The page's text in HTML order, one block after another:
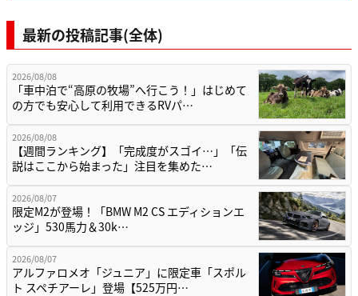
最新の投稿記事(全体)
2026/08/08
「車中泊で“高原の牧場”へ行こう！」はじめて
の方でも安心して利用できるRVパ…
2026/08/08
【週間ランキング】「完成度がスゴイ…」「伝
説はここから始まった」注目を集めた…
2026/08/07
限定M2が登場！「BMW M2 CS エディションエ
ッジ」530馬力＆30k…
2026/08/07
アルファロメオ「ジュニア」に限定車「スポル
ト スペチアーレ」登場【525万円…